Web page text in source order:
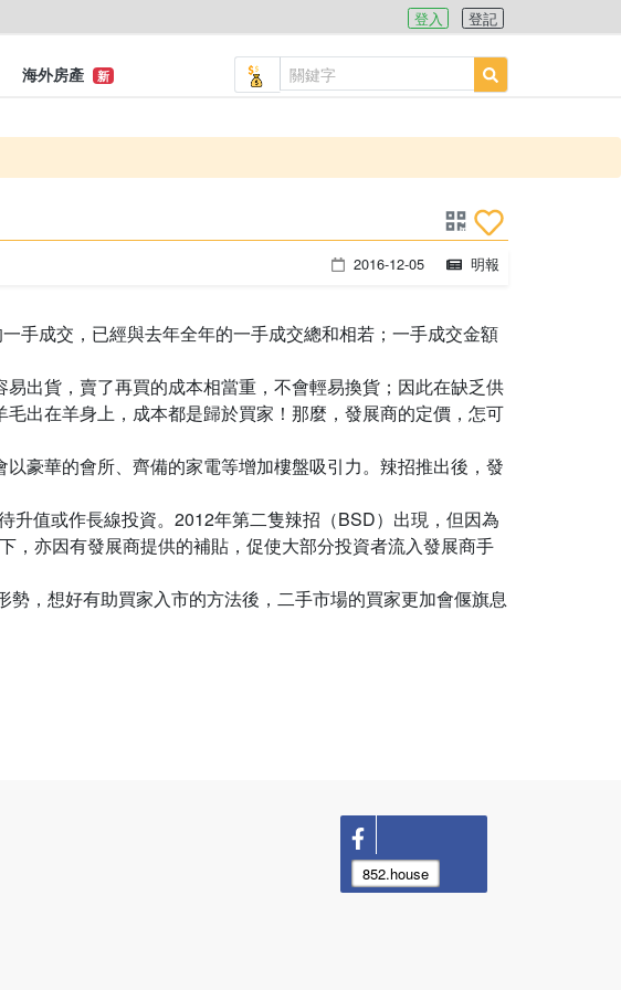
登入 登記
海外房產 新
2016-12-05 明報
手成交，已經與去年全年的一手成交總和相若；一手成交金額
出貨，賣了再買的成本相當重，不會輕易換貨；因此在缺乏供
出在羊身上，成本都是歸於買家！那麼，發展商的定價，怎可
豪華的會所、齊備的家電等增加樓盤吸引力。辣招推出後，發
值或作長線投資。2012年第二隻辣招（BSD）出現，但因為
亦因有發展商提供的補貼，促使大部分投資者流入發展商手
，想好有助買家入市的方法後，二手市場的買家更加會偃旗息
852.house